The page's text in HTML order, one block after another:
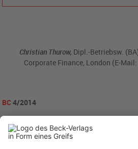
Christian Thurow, Dipl.-Betriebsw.
Corporate Finance, London (E-
BC4/2014
becklink356704